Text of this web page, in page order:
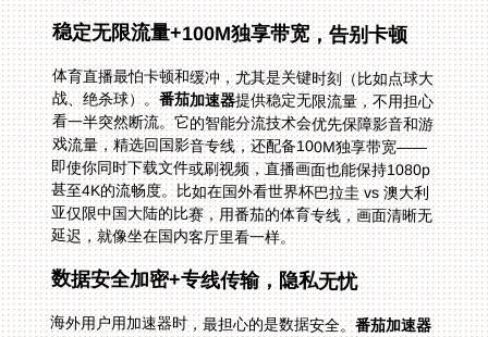
稳定无限流量+100M独享带宽，告别卡顿
体育直播最怕卡顿和缓冲，尤其是关键时刻（比如点球大
战、绝杀球）。番茄加速器提供稳定无限流量，不用担心
看一半突然断流。它的智能分流技术会优先保障影音和游
戏流量，精选回国影音专线，还配备100M独享带宽——
即使你同时下载文件或刷视频，直播画面也能保持1080p
甚至4K的流畅度。比如在国外看世界杯巴拉圭 vs 澳大利
亚仅限中国大陆的比赛，用番茄的体育专线，画面清晰无
延迟，就像坐在国内客厅里看一样。
数据安全加密+专线传输，隐私无忧
海外用户用加速器时，最担心的是数据安全。番茄加速器